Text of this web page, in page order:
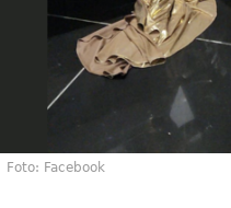
Foto: Facebook